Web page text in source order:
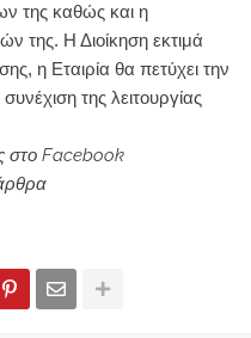
της καθώς και η
της. Η Διοίκηση εκτιμά
η Εταιρία θα πετύχει την
της λειτουργίας
στο Facebook